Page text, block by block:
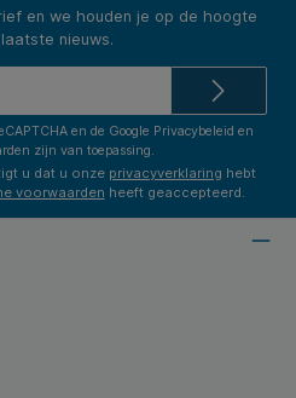
en we houden je op de hoogte
nieuws.
en de Google Privacybeleid en
zijn van toepassing.
u dat u onze privacyverklaring hebt
voorwaarden heeft geaccepteerd.